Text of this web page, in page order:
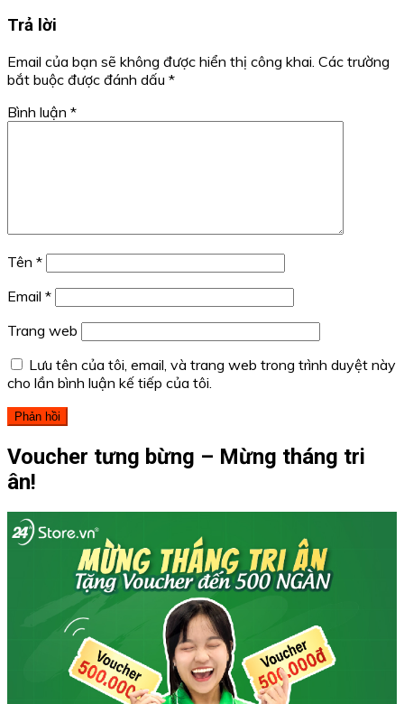
Trả lời
Email của bạn sẽ không được hiển thị công khai. Các trường
bắt buộc được đánh dấu *
Bình luận *
Tên *
Email *
Trang web
Lưu tên của tôi, email, và trang web trong trình duyệt này
cho lần bình luận kế tiếp của tôi.
Voucher tưng bừng – Mừng tháng tri
ân!